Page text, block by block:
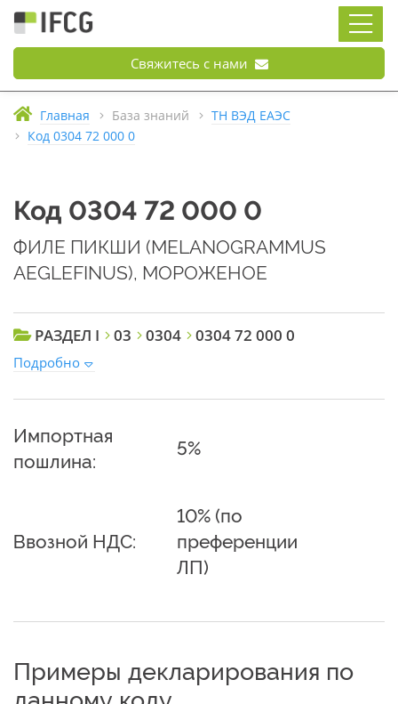
Свяжитесь с нами
Главная База знаний
ТН ВЭД ЕАЭС
Код 0304 72 000 0
Код 0304 72 000 0
ФИЛЕ ПИКШИ (MELANOGRAMMUS
AEGLEFINUS), МОРОЖЕНОЕ
РАЗДЕЛ I 03 0304 0304 72 000 0
Подробно
Импортная
пошлина:
5%
Ввозной НДС:
10% (по
преференции
ЛП)
Примеры декларирования по